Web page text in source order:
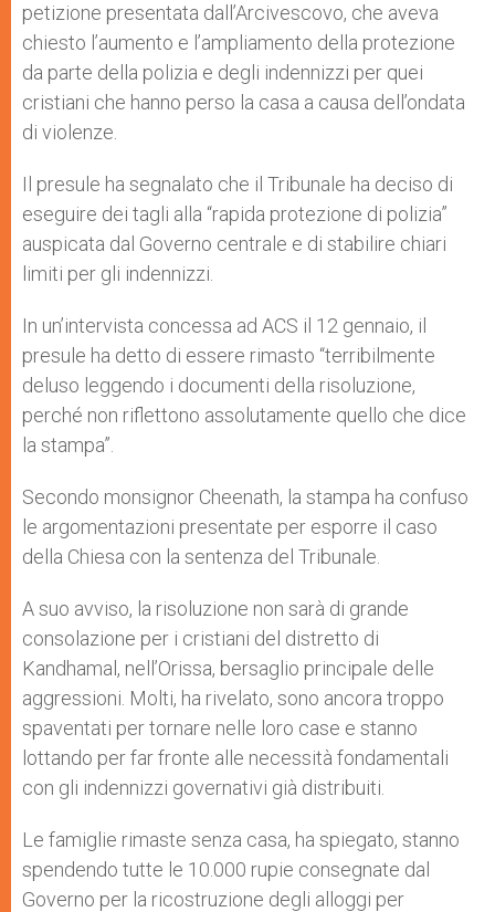
petizione presentata dall’Arcivescovo, che aveva
chiesto l’aumento e l’ampliamento della protezione
da parte della polizia e degli indennizzi per quei
cristiani che hanno perso la casa a causa dell’ondata
di violenze.
Il presule ha segnalato che il Tribunale ha deciso di
eseguire dei tagli alla “rapida protezione di polizia”
auspicata dal Governo centrale e di stabilire chiari
limiti per gli indennizzi.
In un’intervista concessa ad ACS il 12 gennaio, il
presule ha detto di essere rimasto “terribilmente
deluso leggendo i documenti della risoluzione,
perché non riflettono assolutamente quello che dice
la stampa”.
Secondo monsignor Cheenath, la stampa ha confuso
le argomentazioni presentate per esporre il caso
della Chiesa con la sentenza del Tribunale.
A suo avviso, la risoluzione non sarà di grande
consolazione per i cristiani del distretto di
Kandhamal, nell’Orissa, bersaglio principale delle
aggressioni. Molti, ha rivelato, sono ancora troppo
spaventati per tornare nelle loro case e stanno
lottando per far fronte alle necessità fondamentali
con gli indennizzi governativi già distribuiti.
Le famiglie rimaste senza casa, ha spiegato, stanno
spendendo tutte le 10.000 rupie consegnate dal
Governo per la ricostruzione degli alloggi per